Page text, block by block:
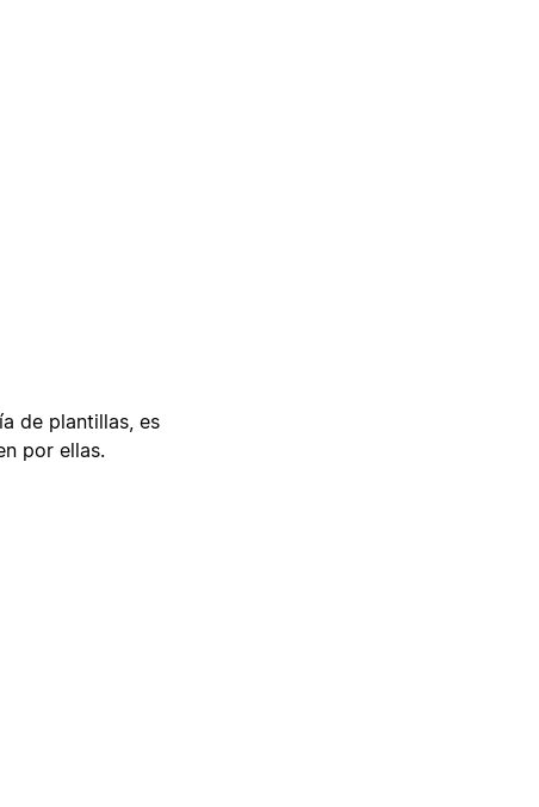
de plantillas, es
por ellas.